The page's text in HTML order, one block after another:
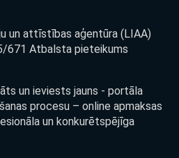
un attīstības aģentūra (LIAA)
671 Atbalsta pieteikums
un ieviests jauns - portāla
procesu – online apmaksas
un konkurētspējīga